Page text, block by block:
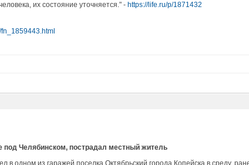
их состояние уточняется." - https://life.ru/p/1871432
под Челябинском, пострадал местный житель
в одном из гаражей поселка Октябрьский города Копейска в среду,